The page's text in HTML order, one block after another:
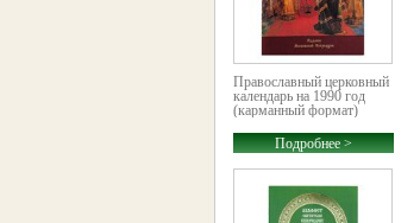
Православный церковный
календарь на 1990 год
(карманный формат)
Подробнее >